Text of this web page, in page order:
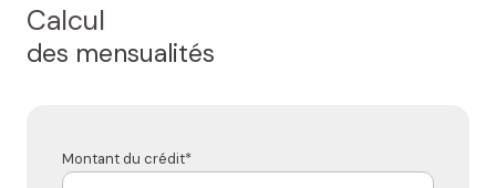
Calcul
des mensualités
Montant du crédit*